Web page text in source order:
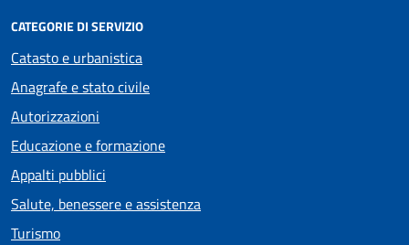
CATEGORIE DI SERVIZIO
Catasto e urbanistica
Anagrafe e stato civile
Autorizzazioni
Educazione e formazione
Appalti pubblici
Salute, benessere e assistenza
Turismo